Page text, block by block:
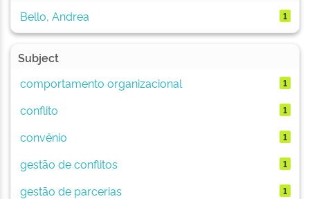
Bello, Andrea
1
Subject
comportamento organizacional
1
conflito 1
convênio 1
gestão de conflitos 1
gestão de parcerias 1